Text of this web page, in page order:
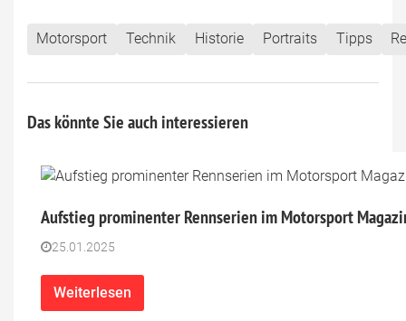
Motorsport Technik Historie Portraits Tipps
Das könnte Sie auch interessieren
Aufstieg prominenter Rennserien im Motorsport
25.01.2025
Weiterlesen